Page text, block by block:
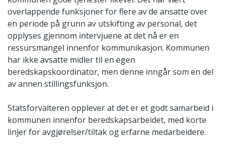
overlappende funksjoner for flere av de ansatte over
en periode på grunn av utskifting av personal, det
opplyses gjennom intervjuene at det nå er en
ressursmangel innenfor kommunikasjon. Kommunen
har ikke avsatte midler til en egen
beredskapskoordinator, men denne inngår som en del
av annen stillingsfunksjon.
Statsforvalteren opplever at det er et godt samarbeid i
kommunen innenfor beredskapsarbeidet, med korte
linjer for avgjørelser/tiltak og erfarne medarbeidere.